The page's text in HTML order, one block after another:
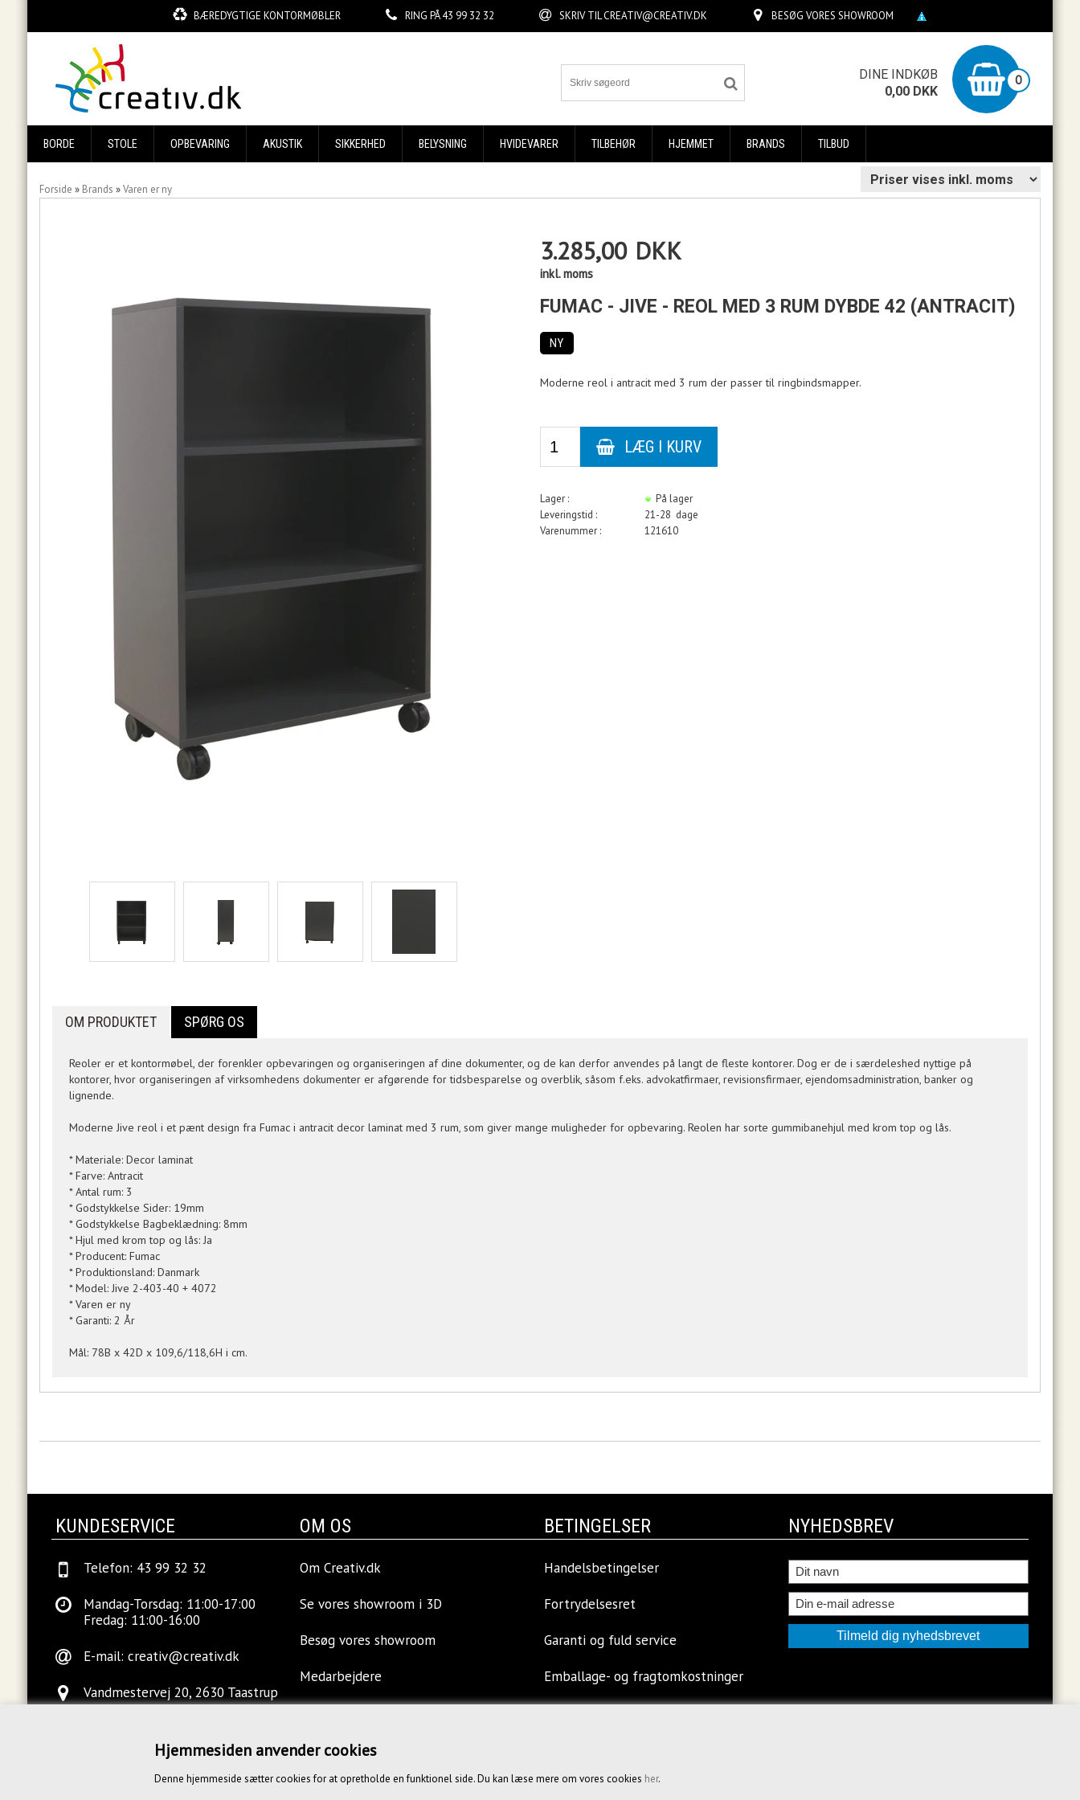
Hjemmesiden anvender cookies
Denne hjemmeside sætter cookies for at opretholde en funktionel side. Du kan læse mere om vores cookies her.
BÆREDYGTIGE KONTORMØBLER RING PÅ43 99 32 32 SKRIV TILCREATIV@CREATIV.DK BESØG VORES SHOWROOM
DINE INDKØB 0
0,00 DKK
BORDE STOLE OPBEVARING AKUSTIK SIKKERHED BELYSNING HVIDEVARER TILBEHØR HJEMMET BRANDS TILBUD
Forside » Brands »Varen er ny
3.285,00 DKK
inkl. moms
FUMAC - JIVE - REOL MED 3 RUM DYBDE 42 (ANTRACIT)
NY
Moderne reol i antracit med 3 rum der passer til ringbindsmapper.
Lager :
På lager
Leveringstid :
21-28 dage
Varenummer :
121610
OM PRODUKTET SPØRG OS
Reoler er et kontormøbel, der forenkler opbevaringen og organiseringen af dine dokumenter, og de kan derfor anvendes på langt de fleste kontorer. Dog er de i særdeleshed nyttige på
kontorer, hvor organiseringen af virksomhedens dokumenter er afgørende for tidsbesparelse og overblik, såsom f.eks. advokatfirmaer, revisionsfirmaer, ejendomsadministration, banker og
lignende.
Moderne Jive reol i et pænt design fra Fumac i antracit decor laminat med 3 rum, som giver mange muligheder for opbevaring. Reolen har sorte gummibanehjul med krom top og lås.
* Materiale: Decor laminat
* Farve: Antracit
* Antal rum: 3
* Godstykkelse Sider: 19mm
* Godstykkelse Bagbeklædning: 8mm
* Hjul med krom top og lås: Ja
* Producent: Fumac
* Produktionsland: Danmark
* Model: Jive 2-403-40 + 4072
* Varen er ny
* Garanti: 2 År
Mål: 78B x 42D x 109,6/118,6H i cm.
KUNDESERVICE
Telefon: 43 99 32 32
Mandag-Torsdag: 11:00-17:00
Fredag: 11:00-16:00
E-mail: creativ@creativ.dk
Vandmestervej 20, 2630 Taastrup
OM OS
Om Creativ.dk
Se vores showroom i 3D
Besøg vores showroom
Medarbejdere
Kontakt os
Blog
BETINGELSER
Handelsbetingelser
Fortrydelsesret
Garanti og fuld service
Emballage- og fragtomkostninger
Vejledende priser
NYHEDSBREV